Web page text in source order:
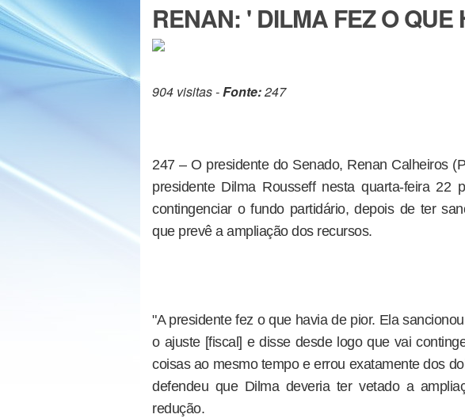
RENAN: ' DILMA FEZ O QUE
904 visitas -Fonte:247
247 – O presidente do Senado, Renan Calheiros
presidente Dilma Rousseff nesta quarta-feira 22
contingenciar o fundo partidário, depois de ter
que prevê a ampliação dos recursos.
"A presidente fez o que havia de pior. Ela
o ajuste [fiscal] e disse desde logo que vai
coisas ao mesmo tempo e errou exatamente dos
defendeu que Dilma deveria ter vetado a
redução.